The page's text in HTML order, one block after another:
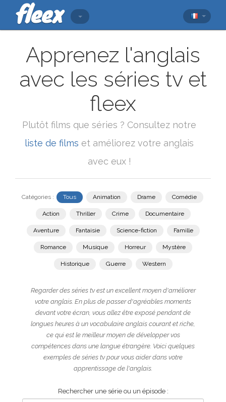
Apprenez l'anglais
avec les séries tv et
fleex
Plutôt films que séries ? Consultez notre
liste de films et améliorez votre anglais
avec eux !
Catégories : Tous Animation Drame Comédie
Action Thriller Crime Documentaire
Aventure Fantaisie Science-fiction Famille
Romance Musique Horreur Mystère
Historique Guerre Western
Regarder des séries tv est un excellent moyen d'améliorer
votre anglais. En plus de passer d'agréables moments
devant votre écran, vous allez être exposé pendant de
longues heures à un vocabulaire anglais courant et riche,
ce qui est le meilleur moyen de développer vos
compétences dans une langue étrangère. Voici quelques
exemples de séries tv pour vous aider dans votre
apprentissage de l'anglais.
Rechercher une série ou un épisode :